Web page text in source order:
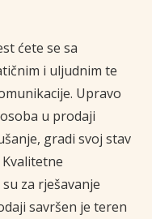
ćete se sa
i uljudnim te
Upravo
u prodaji
gradi svoj stav
za rješavanje
savršen je teren